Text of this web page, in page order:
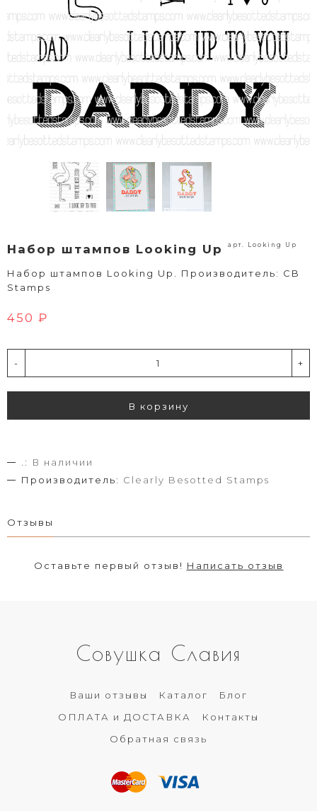
Набор штампов Looking Up арт. Looking Up
Набор штампов Looking Up. Производитель: CB
Stamps
450 ₽
- +
В корзину
.:
В наличии
Производитель: Clearly Besotted Stamps
Отзывы
Оставьте первый отзыв! Написать отзыв
Совушка Славия
Ваши отзывы Каталог
Блог
ОПЛАТА и ДОСТАВКА
Контакты
Обратная связь